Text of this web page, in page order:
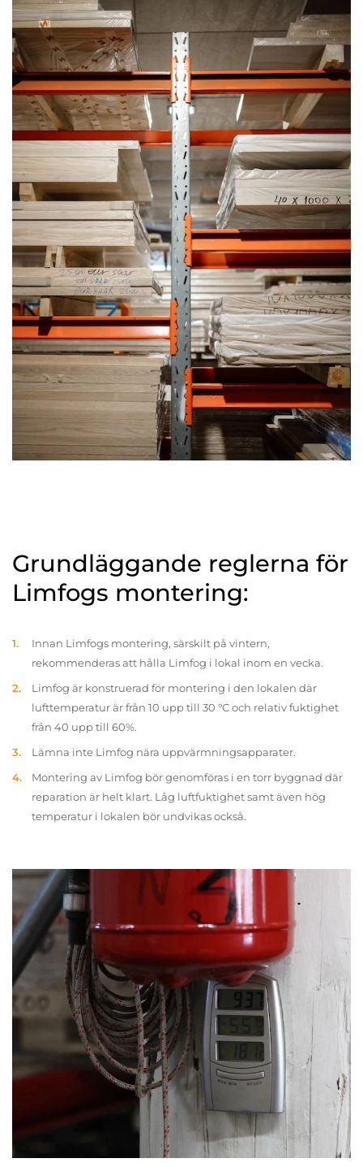
Grundläggande reglerna för
Limfogs montering:
Innan Limfogs montering, särskilt på vintern,
rekommenderas att hålla Limfog i lokal inom en vecka.
Limfog är konstruerad för montering i den lokalen där
lufttemperatur är från 10 upp till 30 °C och relativ fuktighet
från 40 upp till 60%.
Lämna inte Limfog nära uppvärmningsapparater.
Montering av Limfog bör genomföras i en torr byggnad där
reparation är helt klart. Låg luftfuktighet samt även hög
temperatur i lokalen bör undvikas också.